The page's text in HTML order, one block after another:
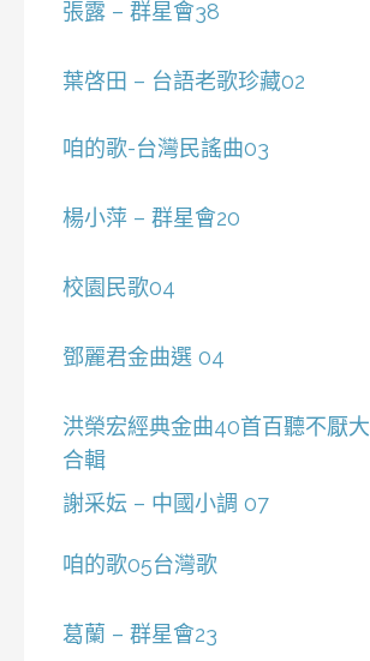
張露 – 群星會38
葉啓田 – 台語老歌珍藏02
咱的歌-台灣民謠曲03
楊小萍 – 群星會20
校園民歌04
鄧麗君金曲選 04
洪榮宏經典金曲40首百聽不厭大
合輯
謝采妘 – 中國小調 07
咱的歌05台灣歌
葛蘭 – 群星會23